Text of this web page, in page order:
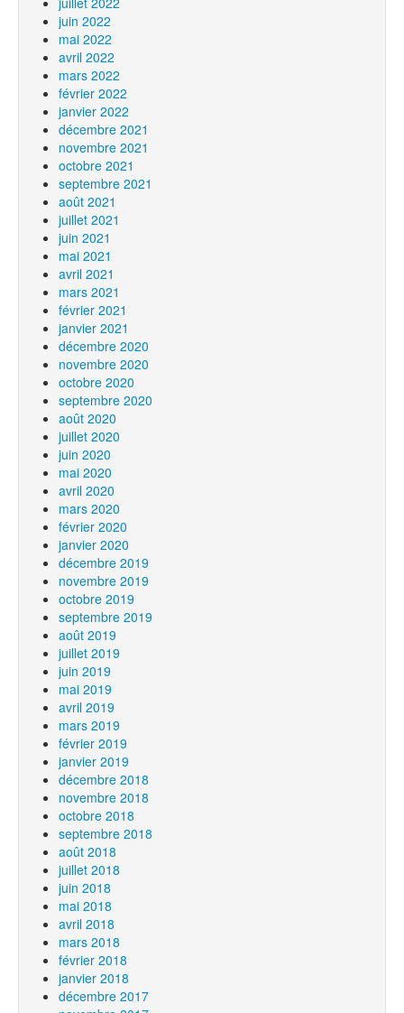
juin 2022
mai 2022
avril 2022
mars 2022
février 2022
janvier 2022
décembre 2021
novembre 2021
octobre 2021
septembre 2021
août 2021
juillet 2021
juin 2021
mai 2021
avril 2021
mars 2021
février 2021
janvier 2021
décembre 2020
novembre 2020
octobre 2020
septembre 2020
août 2020
juillet 2020
juin 2020
mai 2020
avril 2020
mars 2020
février 2020
janvier 2020
décembre 2019
novembre 2019
octobre 2019
septembre 2019
août 2019
juillet 2019
juin 2019
mai 2019
avril 2019
mars 2019
février 2019
janvier 2019
décembre 2018
novembre 2018
octobre 2018
septembre 2018
août 2018
juillet 2018
juin 2018
mai 2018
avril 2018
mars 2018
février 2018
janvier 2018
décembre 2017